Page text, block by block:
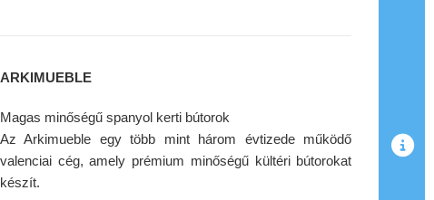
ARKIMUEBLE
Magas minőségű spanyol kerti bútorok
Az Arkimueble egy több mint három évtizede működő
valenciai cég, amely prémium minőségű kültéri bútorokat
készít.